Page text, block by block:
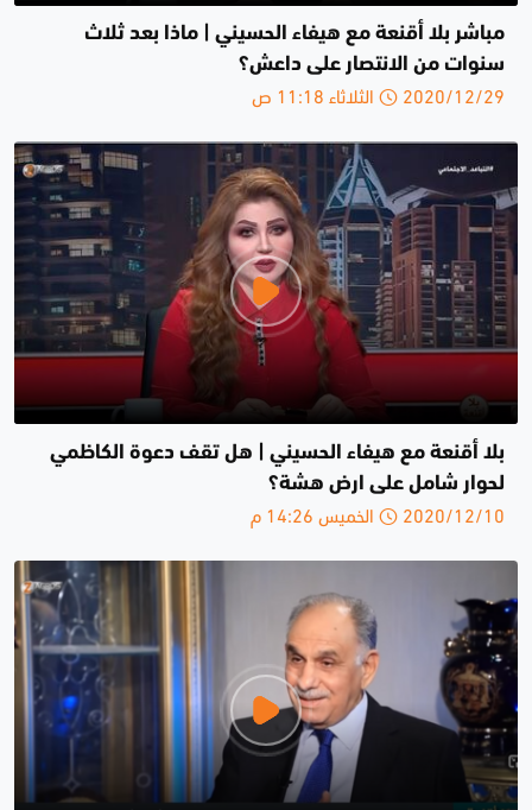
مباشر بلا أقنعة مع هيفاء الحسيني | ماذا بعد ثلاث
سنوات من الانتصار على داعش؟
2020/12/29 الثلاثاء 11:18 ص
بلا أقنعة مع هيفاء الحسيني | هل تقف دعوة الكاظمي
لحوار شامل على ارض هشة؟
2020/12/10 الخميس 14:26 م